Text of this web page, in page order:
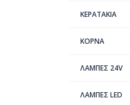
ΚΕΡΑΤΑΚΙΑ
ΚΟΡΝΑ
ΛΑΜΠΕΣ 24V
ΛΑΜΠΕΣ LED